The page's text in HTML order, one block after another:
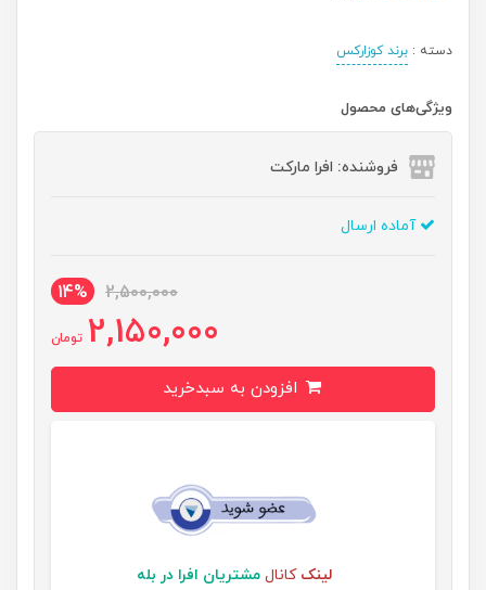
دسته : برند کوزارکس
ویژگی‌های محصول
فروشنده: افرا مارکت
آماده ارسال
2,500,000
14%
2,150,000 تومان
لینک کانال مشتریان افرا در بله